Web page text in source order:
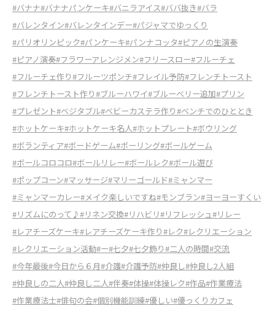
#バナナ#バナナパンケーキ#バニラアイス#ババ抜き#バラ
#バレンタイン#バレンタインデー#パジャマでゆっくり
#パリオリンピック#パンケーキ#パンナコッタ#ピアノの生演奏
#ピアノ演奏#フラワーアレンジメン#フリースロー#フルーチェ
#フルーチェ作り#フルーツポンチ#フレイル予防#フレンチトースト
#フレンチトースト作り#ブルーハワイ#ブルーベリー追加#プリン
#プレゼント#ベジタブル#ベビーカステラ作り#ベンチでのひととき
#ホットケーキ#ホットケーキ名人#ホットプレート#ボウリング
#ボランティア#ボードゲーム#ボーリング#ボールゲーム
#ボールコロコロ#ボールリレー#ボールレク#ボール遊び
#ポップコーン#マッサージ#マリーゴールド#ミャンマー
#ミャンマーカレー#メイク楽しいですね#モンブラン#ヨーヨーすくい
#リズムにのって♪#リネン交換#リハビリ#リフレッシュ#リレー
#レアチーズケーキ#レアチーズケーキ作り#レク#レクリエーション
#レクリエーション活動#ー#七夕#七夕飾り#二人の時間#交流
#今年最後#今日から６月#介護#介護予防#仲良し#仲良し2人組
#仲良しの二人#仲良し二人#伴奏#体操#体操レク#作品#作業療法
#作業療法士#俳句の会#個別機能訓練#優しい#優っくりカフェ